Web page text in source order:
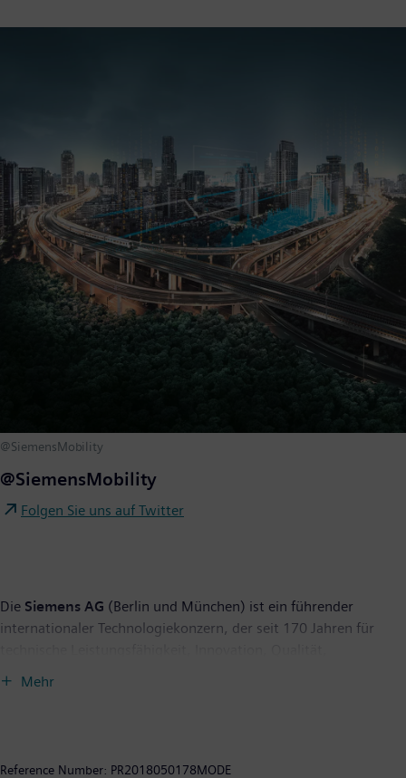
@SiemensMobility
@SiemensMobility
Folgen Sie uns auf Twitter
Die Siemens AG (Berlin und München) ist ein führender
internationaler Technologiekonzern, der seit 170 Jahren für
Mehr
Reference Number: PR2018050178MODE